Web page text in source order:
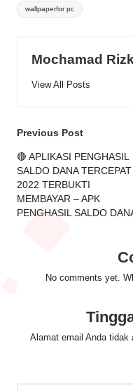
wallpaperfor pc
Mochamad
View All Posts
Post
navigation
Previous Post
🔴 APLIKASI PENGHASIL
SALDO DANA TERCEPAT
2022 TERBUKTI
MEMBAYAR – APK
PENGHASIL SALDO
No comments yet.
Alamat email Anda tidak